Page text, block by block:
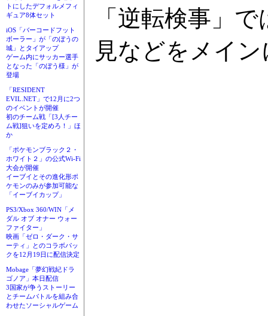
トにしたデフォルメフィ
ギュア8体セット
iOS「バーコードフット
ボーラー」が「のぼうの
城」とタイアップ
ゲーム内にサッカー選手
となった「のぼう様」が
登場
「RESIDENT
EVIL.NET」で12月に2つ
のイベントが開催
初のチーム戦「[3人チー
ム戦]狙いを定めろ！」ほ
か
「ポケモンブラック２・
ホワイト２」の公式Wi-Fi
大会が開催
イーブイとその進化形ポ
ケモンのみが参加可能な
「イーブイカップ」
PS3/Xbox 360/WIN「メ
ダル オブ オナー ウォー
ファイター」
映画「ゼロ・ダーク・サ
ーティ」とのコラボパッ
クを12月19日に配信決定
Mobage「夢幻戦紀ドラ
ゴノア」本日配信
3国家が争うストーリー
とチームバトルを組み合
わせたソーシャルゲーム
「逆転検事」
見などをメイ